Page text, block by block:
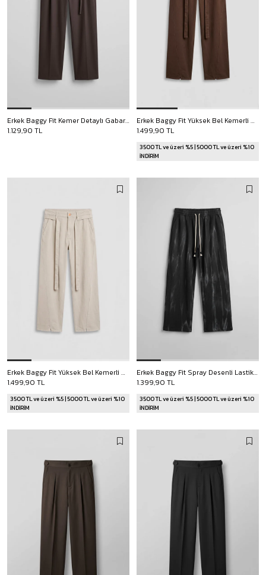
Erkek Baggy Fit Kemer Detaylı Gabardin Kumaş Pantolon Koyu Kahve
1.129,90 TL
Erkek Baggy Fit Yüksek Bel Kemerli Gabardin Pantolon Kahverengi
1.499,90 TL
3500 TL ve üzeri %5 | 5000 TL ve üzeri %10
İNDİRİM
Erkek Baggy Fit Yüksek Bel Kemerli Gabardin Pantolon Taş Rengi
1.499,90 TL
3500 TL ve üzeri %5 | 5000 TL ve üzeri %10
İNDİRİM
Erkek Baggy Fit Spray Desenli Lastikli Bel Pantolon Siyah
1.399,90 TL
3500 TL ve üzeri %5 | 5000 TL ve üzeri %10
İNDİRİM